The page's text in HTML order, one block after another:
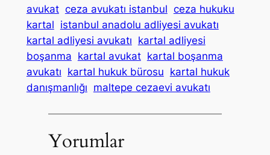
avukat ceza avukatı istanbul ceza hukuku
kartal istanbul anadolu adliyesi avukatı
kartal adliyesi avukatı kartal adliyesi
boşanma kartal avukat kartal boşanma
avukatı kartal hukuk bürosu kartal hukuk
danışmanlığı maltepe cezaevi avukatı
Yorumlar